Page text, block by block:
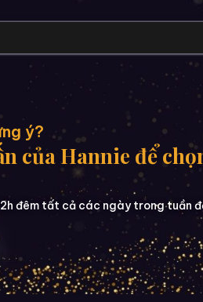
ý?
của Hannie để
đêm tất cả các ngày trong tuần